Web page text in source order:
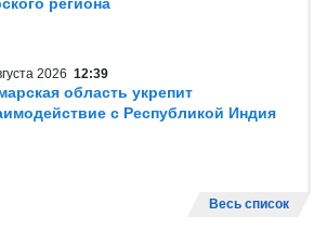
2026 12:39
область укрепит
с Республикой Индия
Весь список